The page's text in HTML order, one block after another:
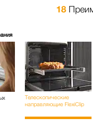
H 7860 BP
Духовой шкаф С
18
Телескопические
направляющие FlexiClip